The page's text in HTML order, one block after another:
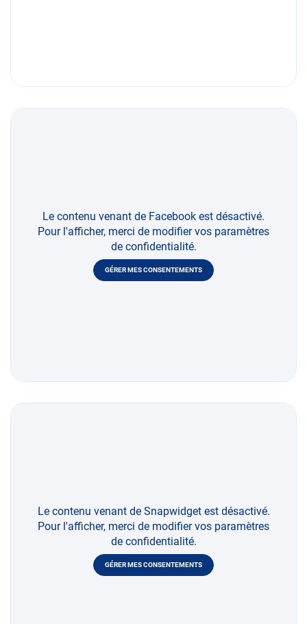
Le contenu venant de Facebook est désactivé.
Pour l'afficher, merci de modifier vos paramètres
de confidentialité.
GÉRER MES CONSENTEMENTS
Le contenu venant de Snapwidget est désactivé.
Pour l'afficher, merci de modifier vos paramètres
de confidentialité.
GÉRER MES CONSENTEMENTS